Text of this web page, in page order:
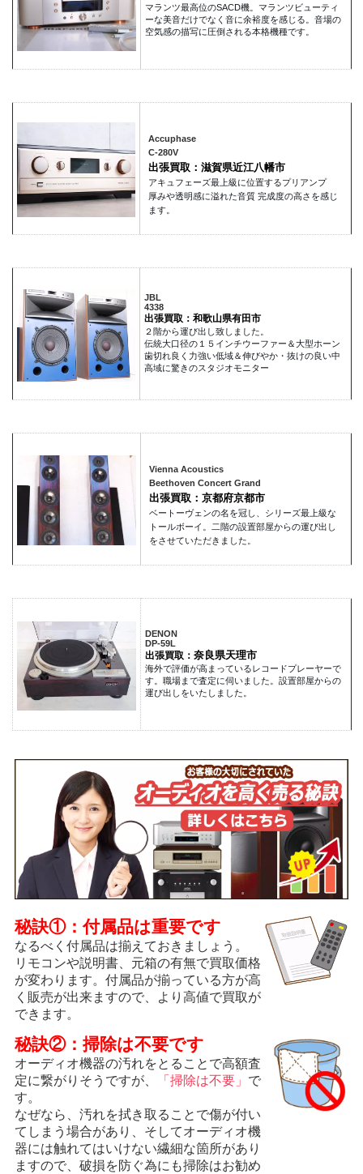
マランツ最高位のSACD機。マランツビューティ
ーな美音だけでなく音に余裕度を感じる。音場の
空気感の描写に圧倒される本格機種です。
Accuphase
C-280V
出張買取：滋賀県近江八幡市
アキュフェーズ最上級に位置するプリアンプ
厚みや透明感に溢れた音質 完成度の高さを感じ
ます。
JBL
4338
出張買取：和歌山県有田市
２階から運び出し致しました。
伝統大口径の１５インチウーファー＆大型ホーン
歯切れ良く力強い低域＆伸びやか・抜けの良い中
高域に驚きのスタジオモニター
Vienna Acoustics
Beethoven Concert Grand
出張買取：京都府京都市
ベートーヴェンの名を冠し、シリーズ最上級な
トールボーイ。二階の設置部屋からの運び出し
をさせていただきました。
DENON
DP-59L
出張買取： 奈良県天理市
海外で評価が高まっているレコードプレーヤーで
す。職場まで査定に伺いました。設置部屋からの
運び出しをいたしました。
秘訣①：付属品は重要です
なるべく付属品は揃えておきましょう。
リモコンや説明書、元箱の有無で買取価格
が変わります。付属品が揃っている方が高
く販売が出来ますので、より高値で買取が
できます。
秘訣②：掃除は不要です
オーディオ機器の汚れをとることで高額査
定に繋がりそうですが、
「掃除は不要」 で
す。
なぜなら、汚れを拭き取ることで傷が付い
てしまう場合があり、そしてオーディオ機
器には触れてはいけない繊細な箇所があり
ますので、破損を防ぐ為にも掃除はお勧め